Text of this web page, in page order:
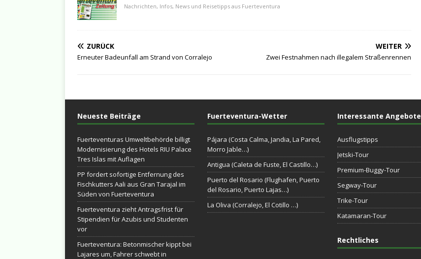
Nachrichten, Infos, News und Reisetipps aus Fuerteventura
ZURÜCK
Erneuter Badeunfall am Strand von Corralejo
WEITER
Zwei Festnahmen nach illegalem Straßenrennen
Neueste Beiträge
Fuerteventuras Umweltbehörde billigt
Modernisierung des Hotels RIU Palace
Tres Islas mit Auflagen
PP fordert sofortige Entfernung des
Fischkutters Aali aus Gran Tarajal im
Süden von Fuerteventura
Fuerteventura zieht Antragsfrist für
Stipendien für Azubis und Studenten
vor
Fuerteventura: Betonmischer kippt bei
Lajares um, Fahrer schwebt in
Fuerteventura-Wetter
Pájara (Costa Calma, Jandia, La Pared,
Morro Jable…)
Antigua (Caleta de Fuste, El Castillo…)
Puerto del Rosario (Flughafen, Puerto
del Rosario, Puerto Lajas…)
La Oliva (Corralejo, El Cotillo …)
Interessante Angebote
Ausflugstipps
Jetski-Tour
Premium-Buggy-Tour
Segway-Tour
Trike-Tour
Katamaran-Tour
Rechtliches